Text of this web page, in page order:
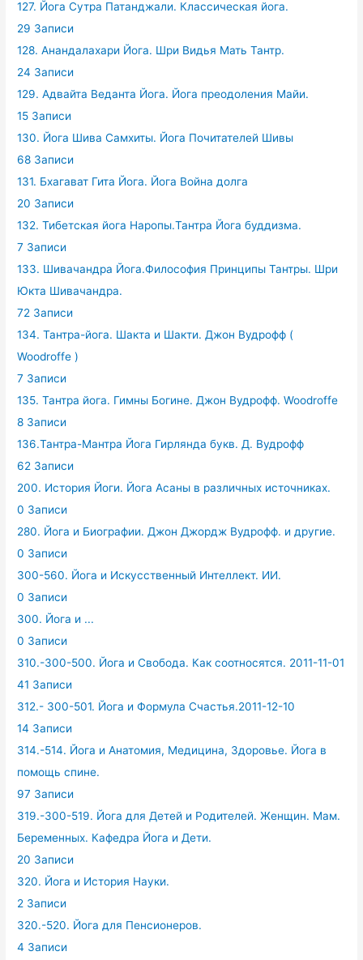
127. Йога Сутра Патанджали. Классическая йога.
29 Записи
128. Анандалахари Йога. Шри Видья Мать Тантр.
24 Записи
129. Адвайта Веданта Йога. Йога преодоления Майи.
15 Записи
130. Йога Шива Самхиты. Йога Почитателей Шивы
68 Записи
131. Бхагават Гита Йога. Йога Война долга
20 Записи
132. Тибетская йога Наропы.Тантра Йога буддизма.
7 Записи
133. Шивачандра Йога.Философия Принципы Тантры. Шри
Юкта Шивачандра.
72 Записи
134. Тантра-йога. Шакта и Шакти. Джон Вудрофф (
Woodroffe )
7 Записи
135. Тантра йога. Гимны Богине. Джон Вудрофф. Woodroffe
8 Записи
136.Тантра-Мантра Йога Гирлянда букв. Д. Вудрофф
62 Записи
200. История Йоги. Йога Асаны в различных источниках.
0 Записи
280. Йога и Биографии. Джон Джордж Вудрофф. и другие.
0 Записи
300-560. Йога и Искусственный Интеллект. ИИ.
0 Записи
300. Йога и ...
0 Записи
310.-300-500. Йога и Свобода. Как соотносятся. 2011-11-01
41 Записи
312.- 300-501. Йога и Формула Счастья.2011-12-10
14 Записи
314.-514. Йога и Анатомия, Медицина, Здоровье. Йога в
помощь спине.
97 Записи
319.-300-519. Йога для Детей и Родителей. Женщин. Мам.
Беременных. Кафедра Йога и Дети.
20 Записи
320. Йога и История Науки.
2 Записи
320.-520. Йога для Пенсионеров.
4 Записи